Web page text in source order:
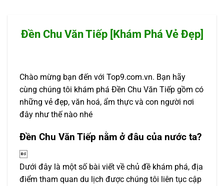
Đền Chu Văn Tiếp [Khám Phá Vẻ Đẹp]
Chào mừng bạn đến với Top9.com.vn. Bạn hãy
cùng chúng tôi khám phá Đền Chu Văn Tiếp gồm có
những vẻ đẹp, văn hoá, ẩm thực và con người nơi
đây như thế nào nhé
Đền Chu Văn Tiếp nằm ở đâu của nước ta?

Dưới đây là một số bài viết về chủ đề khám phá, địa
điểm tham quan du lịch được chúng tôi liên tục cập